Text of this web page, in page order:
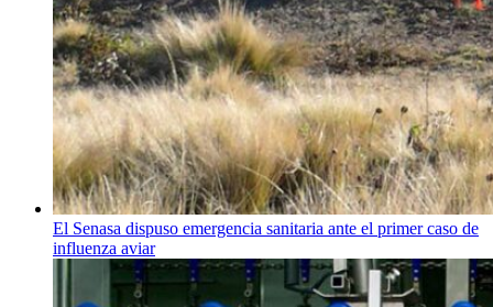
El Senasa dispuso emergencia sanitaria ante el primer caso de
influenza aviar